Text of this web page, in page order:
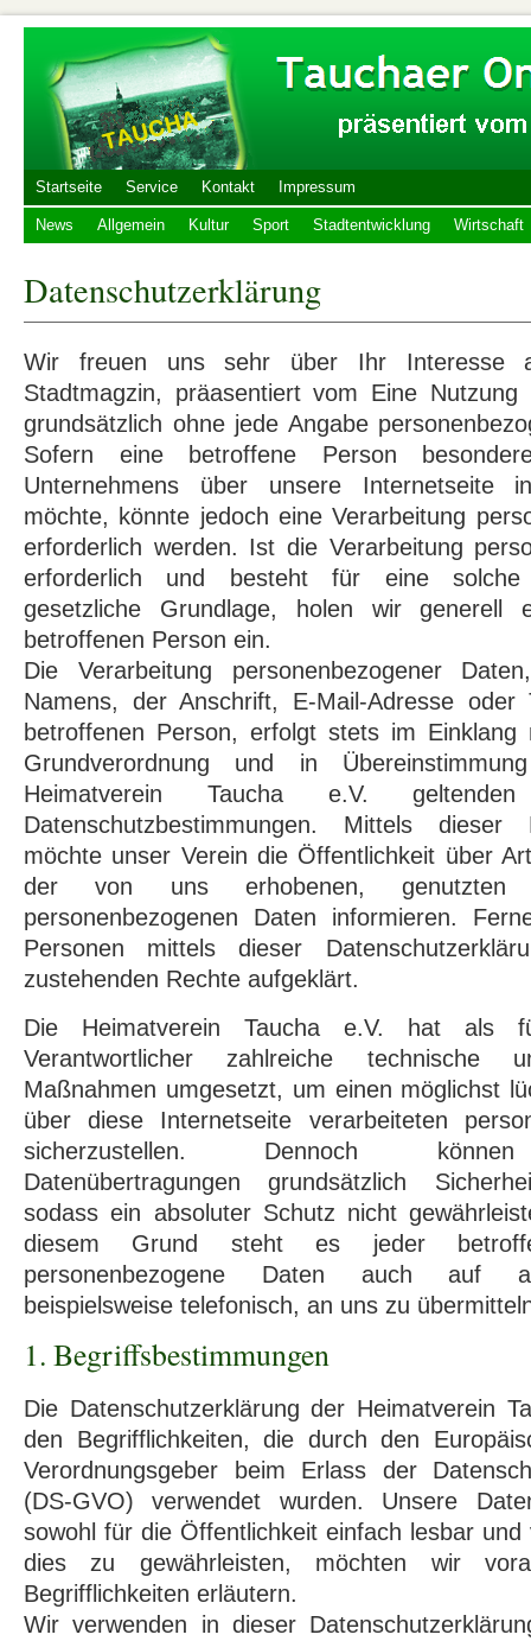
Startseite Service Kontakt Impressum
News Allgemein Kultur Sport Stadtentwicklung Wirtschaft
Datenschutzerklärung
Wir freuen uns sehr über Ihr Interesse
Stadtmagzin, präasentiert vom Eine
grundsätzlich ohne jede Angabe
Sofern eine betroffene Person
Unternehmens über unsere Internetseite
möchte, könnte jedoch eine Verarbeitung
erforderlich werden. Ist die Verarbeitung
erforderlich und besteht für eine solche
gesetzliche Grundlage, holen wir generell
betroffenen Person ein.
Die Verarbeitung personenbezogener
Namens, der Anschrift, E-Mail-Adresse oder
betroffenen Person, erfolgt stets im Einklang
Grundverordnung und in
Heimatverein Taucha e.V. geltenden
Datenschutzbestimmungen. Mittels dieser
möchte unser Verein die Öffentlichkeit über
der von uns erhobenen, genutzten
personenbezogenen Daten informieren.
Personen mittels dieser
zustehenden Rechte aufgeklärt.
Die Heimatverein Taucha e.V. hat als
Verantwortlicher zahlreiche technische
Maßnahmen umgesetzt, um einen möglichst
über diese Internetseite verarbeiteten
sicherzustellen. Dennoch können
Datenübertragungen grundsätzlich
sodass ein absoluter Schutz nicht
diesem Grund steht es jeder
personenbezogene Daten auch auf
beispielsweise telefonisch, an uns zu
1. Begriffsbestimmungen
Die Datenschutzerklärung der Heimatverein
den Begrifflichkeiten, die durch den
Verordnungsgeber beim Erlass der
(DS-GVO) verwendet wurden. Unsere
sowohl für die Öffentlichkeit einfach lesbar
dies zu gewährleisten, möchten wir
Begrifflichkeiten erläutern.
Wir verwenden in dieser